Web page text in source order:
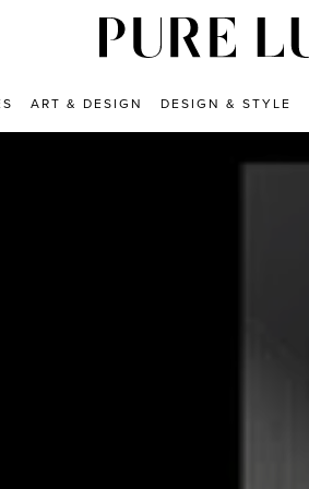
ART & DESIGN DESIGN & STYLE